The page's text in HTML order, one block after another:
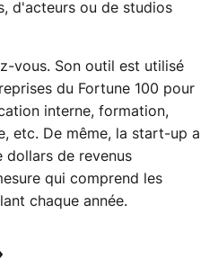
d'acteurs ou de studios
vous. Son outil est utilisé
du Fortune 100 pour
interne, formation,
etc. De même, la start-up a
dollars de revenus
qui comprend les
chaque année.